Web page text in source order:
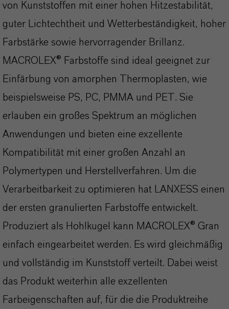
von Kunststoffen mit einer hohen Hitzestabilität,
guter Lichtechtheit und Wetterbeständigkeit, hoher
Farbstärke sowie hervorragender Brillanz.
MACROLEX® Farbstoffe sind ideal geeignet zur
Einfärbung von amorphen Thermoplasten, wie
beispielsweise PS, PC, PMMA und PET. Sie
erlauben ein großes Spektrum an möglichen
Anwendungen und bieten eine exzellente
Kompatibilität mit einer großen Anzahl an
Polymertypen und Herstellverfahren. Um die
Verarbeitbarkeit zu optimieren hat LANXESS einen
der ersten granulierten Farbstoffe entwickelt.
Produziert als Hohlkugel kann MACROLEX® Gran
einfach eingearbeitet werden. Es wird gleichmäßig
und vollständig im Kunststoff verteilt. Dabei weist
das Produkt weiterhin alle exzellenten
Farbeigenschaften auf, für die die Produktreihe